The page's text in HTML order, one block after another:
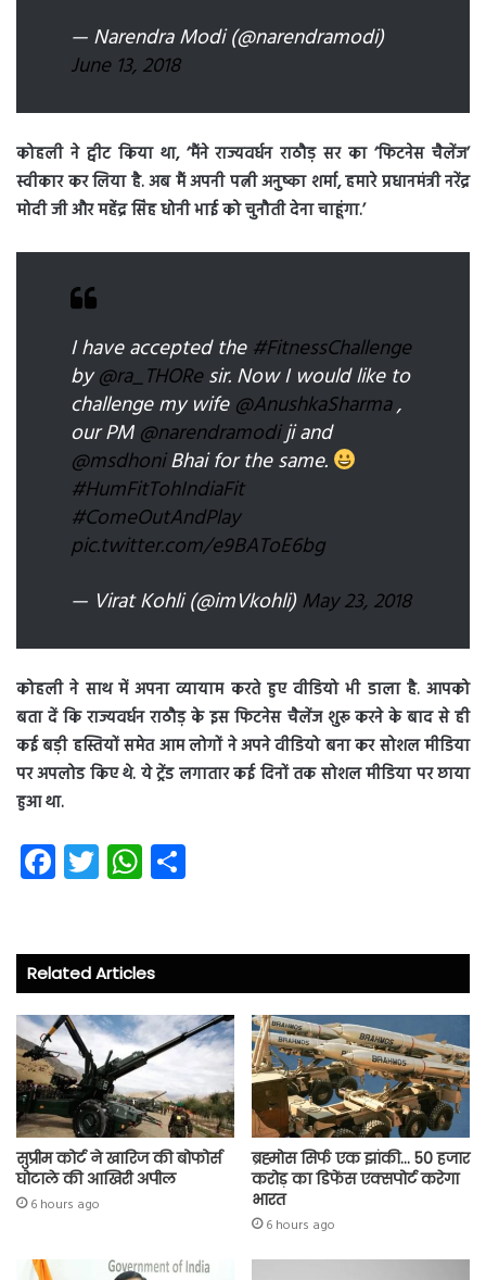
— Narendra Modi (@narendramodi)
June 13, 2018
कोहली ने ट्वीट किया था, ‘मैंने राज्यवर्धन राठौड़ सर का ‘फिटनेस चैलेंज’
स्वीकार कर लिया है. अब मैं अपनी पत्नी अनुष्का शर्मा, हमारे प्रधानमंत्री नरेंद्र
मोदी जी और महेंद्र सिंह धोनी भाई को चुनौती देना चाहूंगा.’
I have accepted the #FitnessChallenge
by@ra_THOResir. Now I would like to
challenge my wife @AnushkaSharma,
our PM @narendramodiji and
@msdhoniBhai for the same.
#HumFitTohIndiaFit
#ComeOutAndPlay
pic.twitter.com/e9BAToE6bg
— Virat Kohli (@imVkohli)May 23, 2018
कोहली ने साथ में अपना व्यायाम करते हुए वीडियो भी डाला है. आपको
बता दें कि राज्यवर्धन राठौड़ के इस फिटनेस चैलेंज शुरू करने के बाद से ही
कई बड़ी हस्तियों समेत आम लोगों ने अपने वीडियो बना कर सोशल मीडिया
पर अपलोड किए थे. ये ट्रेंड लगातार कई दिनों तक सोशल मीडिया पर छाया
हुआ था.
Fa
ce
o
ok
T
wi
er
W
ha
A
p
p
Related Articles
सुप्रीम कोर्ट ने खारिज की बोफोर्स
घोटाले की आखिरी अपील
6 hours ago
ब्रह्मोस सिर्फ एक झांकी… 50 हजार
करोड़ का डिफेंस एक्सपोर्ट करेगा
भारत
6 hours ago